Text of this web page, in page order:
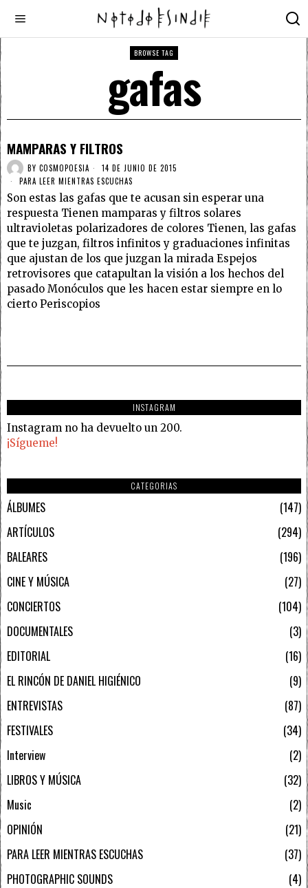
BROWSE TAG
gafas
MAMPARAS Y FILTROS
BY COSMOPOESIA
14 DE JUNIO DE 2015
PARA LEER MIENTRAS ESCUCHAS
Son estas las gafas que te acusan sin esperar una
respuesta Tienen mamparas y filtros solares
ultravioletas polarizadores de colores Tienen, las gafas
que te juzgan, filtros infinitos y graduaciones infinitas
que ajustan de los que juzgan la mirada Espejos
retrovisores que catapultan la visión a los hechos del
pasado Monóculos que les hacen estar siempre en lo
cierto Periscopios
INSTAGRAM
Instagram no ha devuelto un 200.
¡Sígueme!
CATEGORIAS
ÁLBUMES
147
ARTÍCULOS
294
BALEARES
196
CINE Y MÚSICA
27
CONCIERTOS
104
DOCUMENTALES
3
EDITORIAL
16
EL RINCÓN DE DANIEL HIGIÉNICO
9
ENTREVISTAS
87
FESTIVALES
34
Interview
2
LIBROS Y MÚSICA
32
Music
2
OPINIÓN
21
PARA LEER MIENTRAS ESCUCHAS
37
PHOTOGRAPHIC SOUNDS
4